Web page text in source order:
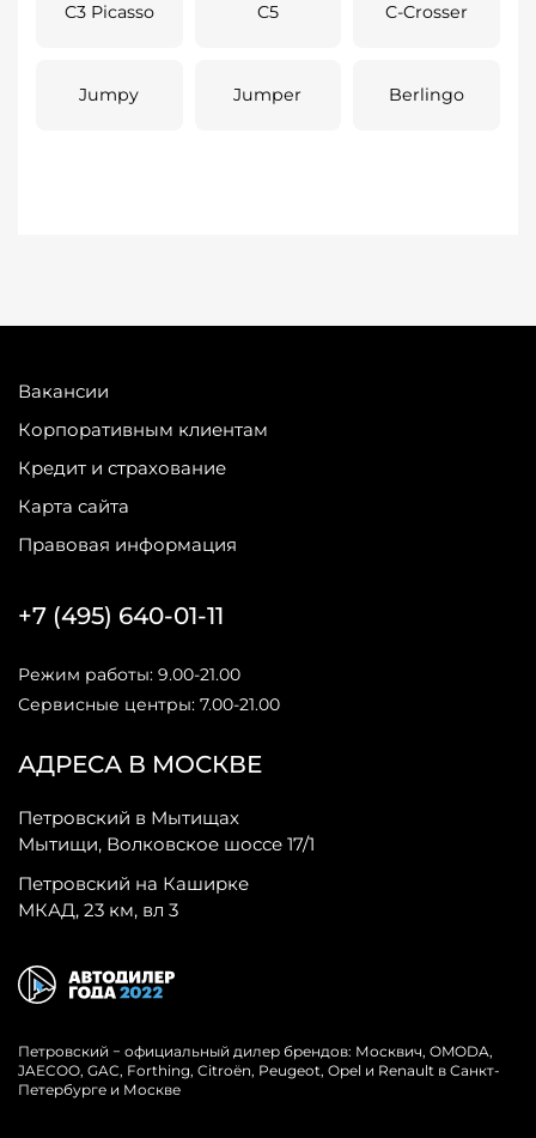
C3 Picasso C5 C-Crosser
Jumpy Jumper Berlingo
Вакансии
Корпоративным клиентам
Кредит и страхование
Карта сайта
Правовая информация
АДРЕСА В МОСКВЕ
Петровский в Мытищах
Мытищи, Волковское шоссе 17/1
Петровский на Каширке
МКАД, 23 км, вл 3
+7 (495) 640-01-11
Режим работы: 9.00-21.00
Сервисные центры: 7.00-21.00
Петровский − официальный дилер брендов: Москвич, OMODA,
JAECOO, GAC, Forthing, Citroёn, Peugeot, Opel и Renault в Санкт-
Петербурге и Москве